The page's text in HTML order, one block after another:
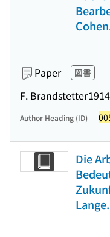
Paper 図書
F. Brandstetter
Author Heading (ID)
Die